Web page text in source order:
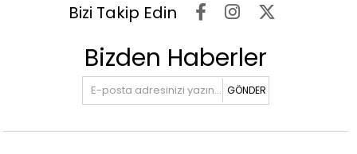
Bizi Takip Edin
Bizden Haberler
GÖNDER